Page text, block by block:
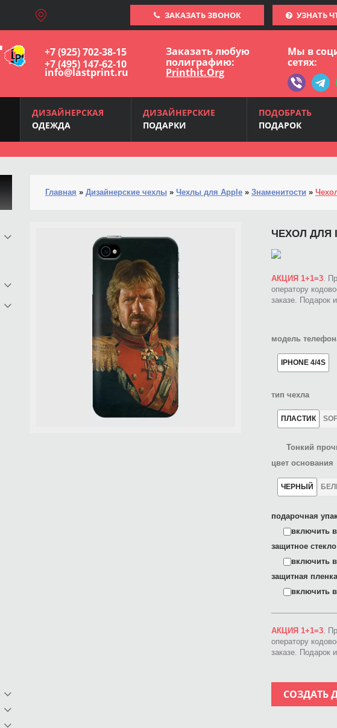
ЗАКАЗАТЬ ЗВОНОК УЗНАТЬ
+7 (925) 702-38-15
+7 (495) 147-62-10
info@lastprint.ru
Заказать любую
полиграфию:
Printhit.Org
Мы в
сетях:
ДИЗАЙНЕРСКАЯ
ОДЕЖДА
ДИЗАЙНЕРСКИЕ
ПОДАРКИ
ПОДОБРАТЬ
ПОДАРОК
Главная » Дизайнерские чехлы » Чехлы для Apple » Знаменитости »
ЧЕХОЛ ДЛЯ
АКЦИЯ 1+1=3.
оператору
заказе. Подарок
модель
IPHONE 4/4S
тип чехла
ПЛАСТИК
Тонкий
цвет основания
ЧЕРНЫЙ
подарочная
включить в
защитное
включить в
защитная
включить в
АКЦИЯ 1+1=3.
оператору
заказе. Подарок
СОЗДАТЬ